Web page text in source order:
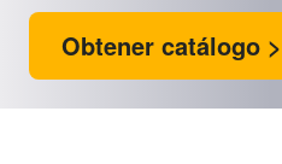
Obtener catálogo >